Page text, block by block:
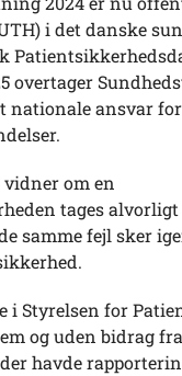
i det danske
overtager
nationale ansvar for
vidner om en
tages
samme fejl sker
i Styrelsen for
og uden bidrag
havde